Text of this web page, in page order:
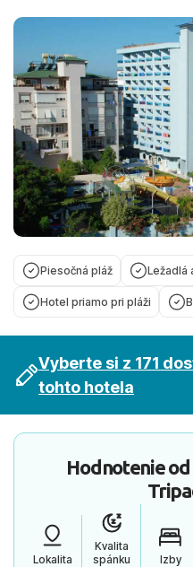
Piesočná pláž Ležadlá
Hotel priamo pri pláži
Vyberte si z 171
tohto hotela
Hodnotenie od
Lokalita
Kvalita
spánku
Izby